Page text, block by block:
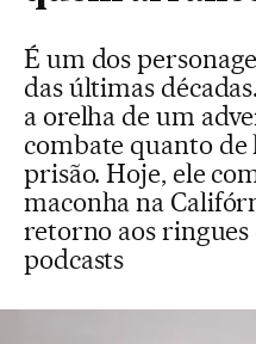
É um dos
das últimas
a orelha de um
combate quanto de
prisão. Hoje, ele
maconha na
retorno aos
podcasts